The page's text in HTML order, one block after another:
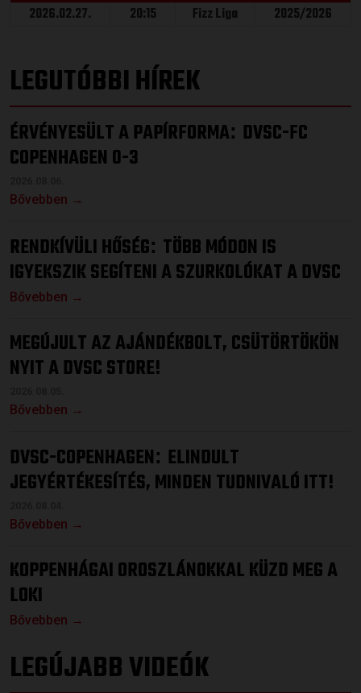
2026.02.27. 20:15 Fizz Liga 2025/2026
LEGUTÓBBI HÍREK
ÉRVÉNYESÜLT A PAPÍRFORMA: DVSC-FC
COPENHAGEN 0-3
Bővebben →
RENDKÍVÜLI HŐSÉG: TÖBB MÓDON IS
IGYEKSZIK SEGÍTENI A SZURKOLÓKAT A DVSC
Bővebben →
MEGÚJULT AZ AJÁNDÉKBOLT, CSÜTÖRTÖKÖN
NYIT A DVSC STORE!
Bővebben →
DVSC-COPENHAGEN: ELINDULT
JEGYÉRTÉKESÍTÉS, MINDEN TUDNIVALÓ ITT!
Bővebben →
KOPPENHÁGAI OROSZLÁNOKKAL KÜZD MEG A
LOKI
Bővebben →
LEGÚJABB VIDEÓK